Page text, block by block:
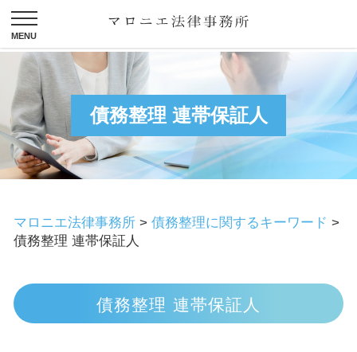
債務整理 連帯保証人
マロニエ法律事務所 > 債務整理に関するキーワード >
債務整理 連帯保証人
債務整理 連帯保証人